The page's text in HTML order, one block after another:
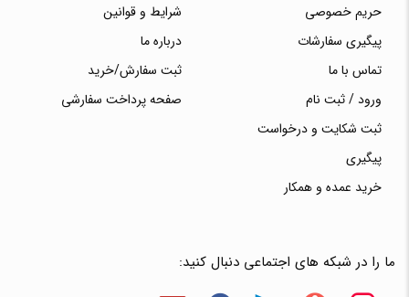
حریم خصوصی
پیگیری سفارشات
تماس با ما
ورود / ثبت نام
ثبت شکایت و درخواست
پیگیری
خرید عمده و همکار
شرایط و قوانین
درباره ما
ثبت سفارش/خرید
صفحه پرداخت سفارشی
ما را در شبکه های اجتماعی دنبال کنید: